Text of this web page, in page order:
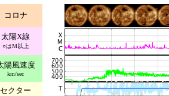
コロナ
太陽X線
○はM以上
陽風速度
km/sec
セクター